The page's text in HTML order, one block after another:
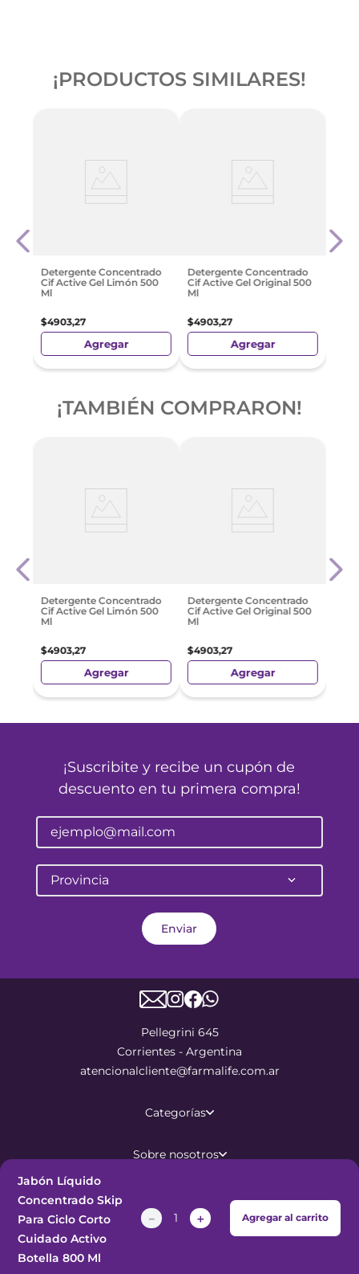
Jabón Líquido
Concentrado Skip
Para Ciclo Corto
Cuidado Activo
Botella 800 Ml
＋
－ Agregar al carrito
¡PRODUCTOS SIMILARES!
Detergente Concentrado
Cif Active Gel Limón 500
Ml
$4903,27
Agregar
Detergente Concentrado
Cif Active Gel Original 500
Ml
$4903,27
Agregar
para
¡TAMBIÉN COMPRARON!
Detergente Concentrado
Cif Active Gel Limón 500
Ml
$4903,27
Agregar
Detergente Concentrado
Cif Active Gel Original 500
Ml
$4903,27
Agregar
para
¡Suscribite y recibe un cupón de
descuento en tu primera compra!
Provincia
Enviar
Pellegrini 645
Corrientes - Argentina
atencionalcliente@farmalife.com.ar
Categorías
Sobre nosotros
reservados